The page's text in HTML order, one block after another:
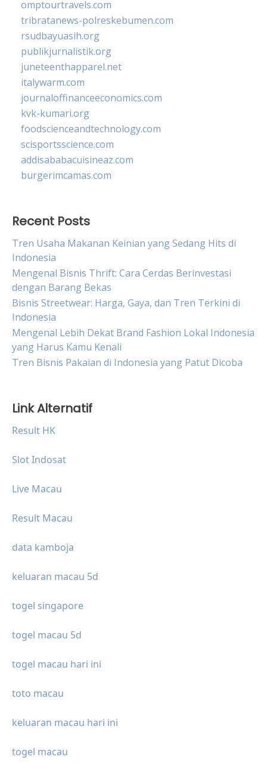
omptourtravels.com
tribratanews-polreskebumen.com
rsudbayuasih.org
publikjurnalistik.org
juneteenthapparel.net
italywarm.com
journaloffinanceeconomics.com
kvk-kumari.org
foodscienceandtechnology.com
scisportsscience.com
addisababacuisineaz.com
burgerimcamas.com
Recent Posts
Tren Usaha Makanan Keinian yang Sedang Hits di
Indonesia
Mengenal Bisnis Thrift: Cara Cerdas Berinvestasi
dengan Barang Bekas
Bisnis Streetwear: Harga, Gaya, dan Tren Terkini di
Indonesia
Mengenal Lebih Dekat Brand Fashion Lokal Indonesia
yang Harus Kamu Kenali
Tren Bisnis Pakaian di Indonesia yang Patut Dicoba
Link Alternatif
Result HK
Slot Indosat
Live Macau
Result Macau
data kamboja
keluaran macau 5d
togel singapore
togel macau 5d
togel macau hari ini
toto macau
keluaran macau hari ini
togel macau